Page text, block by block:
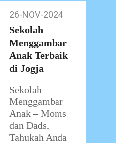
Nov-
2024
26-NOV-2024
Sekolah
Menggambar
Anak Terbaik
di Jogja
Sekolah
Menggambar
Anak – Moms
dan Dads,
Tahukah Anda